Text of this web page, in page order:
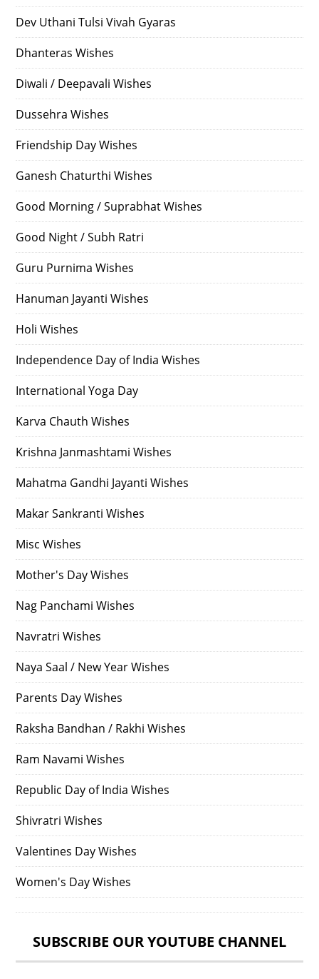
Dev Uthani Tulsi Vivah Gyaras
Dhanteras Wishes
Diwali / Deepavali Wishes
Dussehra Wishes
Friendship Day Wishes
Ganesh Chaturthi Wishes
Good Morning / Suprabhat Wishes
Good Night / Subh Ratri
Guru Purnima Wishes
Hanuman Jayanti Wishes
Holi Wishes
Independence Day of India Wishes
International Yoga Day
Karva Chauth Wishes
Krishna Janmashtami Wishes
Mahatma Gandhi Jayanti Wishes
Makar Sankranti Wishes
Misc Wishes
Mother's Day Wishes
Nag Panchami Wishes
Navratri Wishes
Naya Saal / New Year Wishes
Parents Day Wishes
Raksha Bandhan / Rakhi Wishes
Ram Navami Wishes
Republic Day of India Wishes
Shivratri Wishes
Valentines Day Wishes
Women's Day Wishes
SUBSCRIBE OUR YOUTUBE CHANNEL